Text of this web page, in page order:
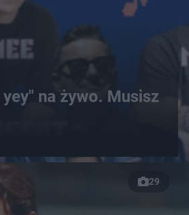
na żywo. Musisz
29